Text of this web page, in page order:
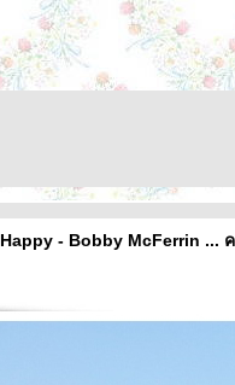
- Bobby McFerrin ...